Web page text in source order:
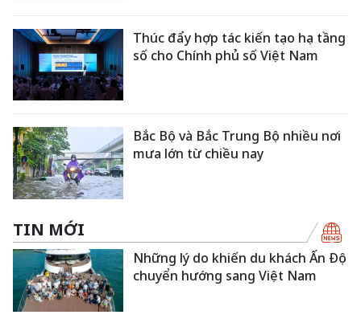
Thúc đẩy hợp tác kiến tạo hạ tầng
số cho Chính phủ số Việt Nam
Bắc Bộ và Bắc Trung Bộ nhiều nơi
mưa lớn từ chiều nay
TIN MỚI
Những lý do khiến du khách Ấn Độ
chuyển hướng sang Việt Nam